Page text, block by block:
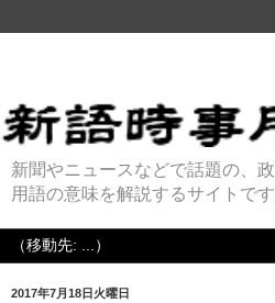
新聞やニュースなどで話題の、
用語の意味を解説するサイトです
2017年7月18日火曜日